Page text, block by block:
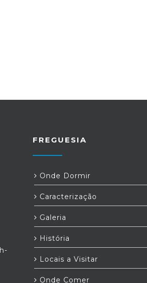
FREGUESIA
Onde Dormir
Caracterização
Galeria
História
Locais a Visitar
Onde Comer